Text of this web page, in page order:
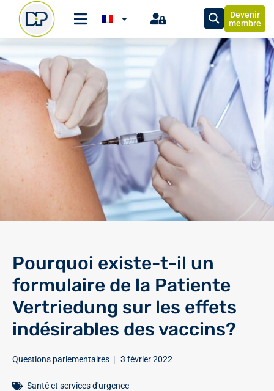
Devenir
membre
Pourquoi existe-t-il un
formulaire de la Patiente
Vertriedung sur les effets
indésirables des vaccins?
Questions parlementaires | 3 février 2022
Santé et services d'urgence